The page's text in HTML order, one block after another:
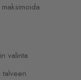
valinta
talveen